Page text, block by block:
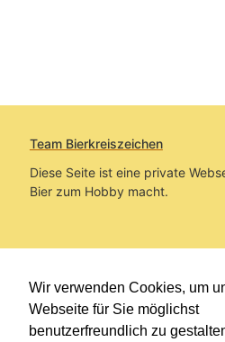
Wir verwenden Cookies, um
Webseite für Sie möglichst
benutzerfreundlich zu
Team Bierkreiszeichen
Diese Seite ist eine private
Bier zum Hobby macht.
Sie befinden sich auf https://
im Pfad:Übers Bier/Bierinfo/
Erstellt: 2016-03-15 letzte
14